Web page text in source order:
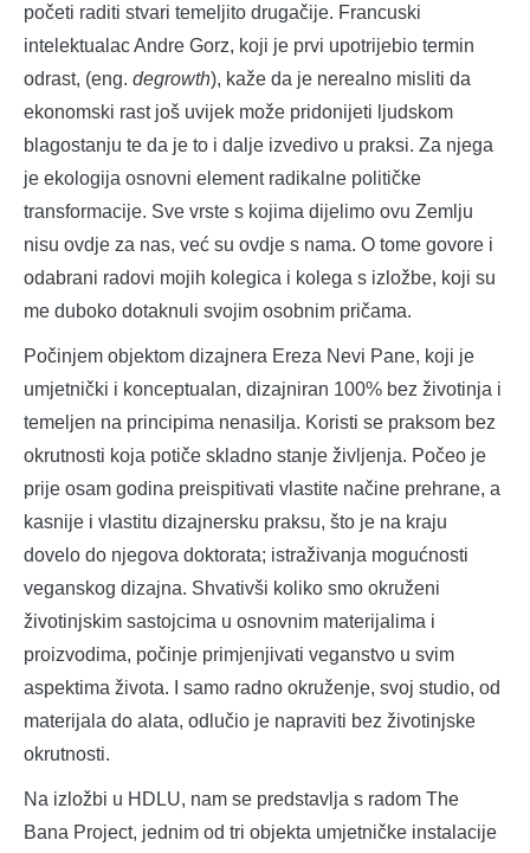
početi raditi stvari temeljito drugačije. Francuski
intelektualac Andre Gorz, koji je prvi upotrijebio termin
odrast, (eng. degrowth), kaže da je nerealno misliti da
ekonomski rast još uvijek može pridonijeti ljudskom
blagostanju te da je to i dalje izvedivo u praksi. Za njega
je ekologija osnovni element radikalne političke
transformacije. Sve vrste s kojima dijelimo ovu Zemlju
nisu ovdje za nas, već su ovdje s nama. O tome govore i
odabrani radovi mojih kolegica i kolega s izložbe, koji su
me duboko dotaknuli svojim osobnim pričama.
Počinjem objektom dizajnera Ereza Nevi Pane, koji je
umjetnički i konceptualan, dizajniran 100% bez životinja i
temeljen na principima nenasilja. Koristi se praksom bez
okrutnosti koja potiče skladno stanje življenja. Počeo je
prije osam godina preispitivati vlastite načine prehrane, a
kasnije i vlastitu dizajnersku praksu, što je na kraju
dovelo do njegova doktorata; istraživanja mogućnosti
veganskog dizajna. Shvativši koliko smo okruženi
životinjskim sastojcima u osnovnim materijalima i
proizvodima, počinje primjenjivati veganstvo u svim
aspektima života. I samo radno okruženje, svoj studio, od
materijala do alata, odlučio je napraviti bez životinjske
okrutnosti.
Na izložbi u HDLU, nam se predstavlja s radom The
Bana Project, jednim od tri objekta umjetničke instalacije